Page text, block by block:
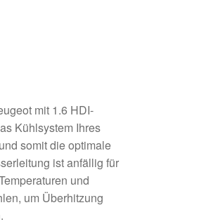
mit 1.6 HDI-
Kühlsystem Ihres
somit die optimale
ist anfällig für
und
um Überhitzung